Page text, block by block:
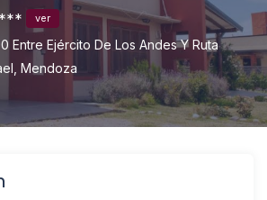
ver
Entre Ejército De Los Andes Y Ruta
Mendoza